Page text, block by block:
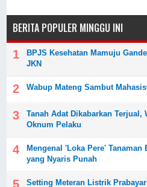
BERITA POPULER MINGGU INI
BPJS Kesehatan Mamuju
JKN
Wabup Mateng Sambut
Tanah Adat Dikabarkan Terjual,
Oknum Pelaku
Mengenal 'Loka Pere' Tanaman
yang Nyaris Punah
Setting Meteran Listrik